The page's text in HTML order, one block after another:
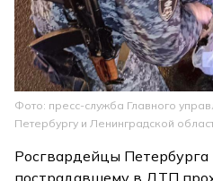
Фото: пресс-служба Главного
Петербургу и Ленинградской
Росгвардейцы Петербурга
пострадавшему в ДТП